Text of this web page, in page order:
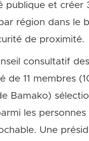
publique et créer
région dans le
de proximité.
consultatif
de 11 membres
Bamako)
les personnes
Une